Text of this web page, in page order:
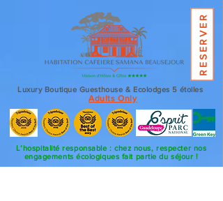
Luxury Boutique Guesthouse & Ecolodges 5 étoiles
Adults Only
RESERVER
L’hospitalité responsable : chez nous, respecter nos
engagements écologiques fait partie du séjour !